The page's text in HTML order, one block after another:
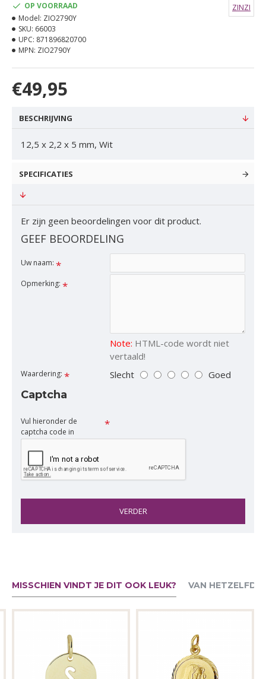
€49,95
OP VOORRAAD
Model: ZIO2790Y
SKU: 66003
UPC: 871896820700
MPN: ZIO2790Y
ZINZI
BESCHRIJVING
12,5 x 2,2 x 5 mm, Wit
SPECIFICATIES
Er zijn geen beoordelingen voor dit product.
GEEF BEOORDELING
Uw naam:
Opmerking:
Note: HTML-code wordt niet
vertaald!
Waardering: Slecht Goed
Captcha
Vul hieronder de
captcha code in
VERDER
MISSCHIEN VINDT JE DIT OOK LEUK? VAN HETZELFDE